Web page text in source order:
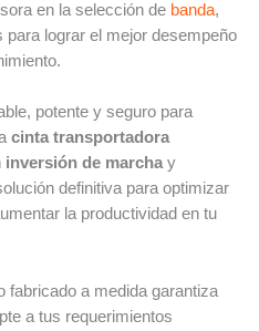
en la selección de banda,
lograr el mejor desempeño
potente y seguro para
cinta transportadora
inversión de marchay
definitiva para optimizar
la productividad en tu
fabricado a medida garantiza
a tus requerimientos